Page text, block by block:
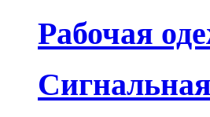
Рабочая